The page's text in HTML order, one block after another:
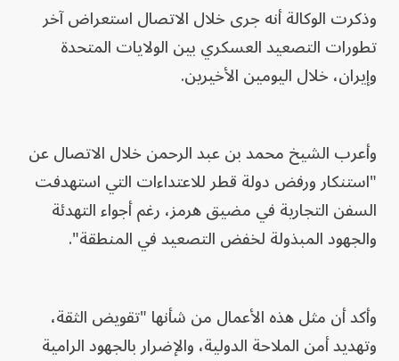
وذكرت الوكالة أنه جرى خلال الاتصال استعراض آخر
تطورات التصعيد العسكري بين الولايات المتحدة
وإيران، خلال اليومين الأخيرين.
وأعرب الشيخ محمد بن عبد الرحمن خلال الاتصال عن
"استنكار ورفض دولة قطر للاعتداءات التي استهدفت
السفن التجارية في مضيق هرمز، رغم أجواء التهدئة
والجهود المبذولة لخفض التصعيد في المنطقة".
وأكد أن مثل هذه الأعمال من شأنها "تقويض الثقة،
وتهديد أمن الملاحة الدولية، والإضرار بالجهود الرامية